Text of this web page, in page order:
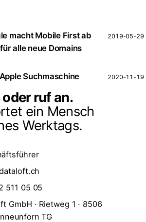
macht Mobile First ab
alle neue Domains
2019-05-29
Suchmaschine 2020-11-19
ruf an.
ein Mensch
Werktags.
511 05 05
GmbH · Rietweg 1 · 8506
TG